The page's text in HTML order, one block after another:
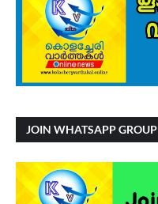
JOIN WHATSAPP GROUP